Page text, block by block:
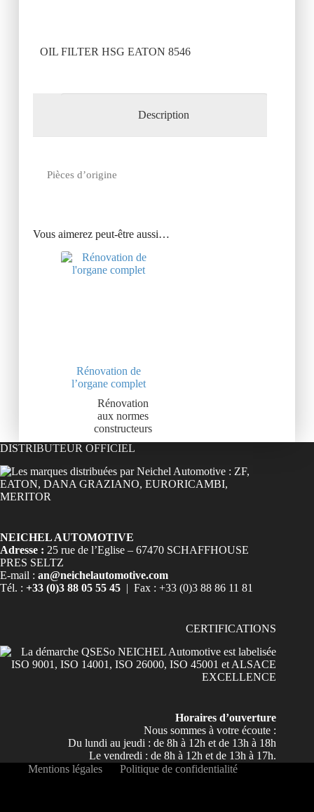
OIL FILTER HSG EATON 8546
Description
Pièces d’origine
Vous aimerez peut-être aussi…
Rénovation de
l’organe complet
Rénovation
aux normes
constructeurs
DISTRIBUTEUR OFFICIEL
NEICHEL AUTOMOTIVE
Adresse : 25 rue de l’Eglise – 67470 SCHAFFHOUSE
PRES SELTZ
E-mail : an@neichelautomotive.com
Tél. : +33 (0)3 88 05 55 45 | Fax : +33 (0)3 88 86 11 81
CERTIFICATIONS
Horaires d’ouverture
Nous sommes à votre écoute :
Du lundi au jeudi : de 8h à 12h et de 13h à 18h
Le vendredi : de 8h à 12h et de 13h à 17h.
Mentions légales
Politique de confidentialité